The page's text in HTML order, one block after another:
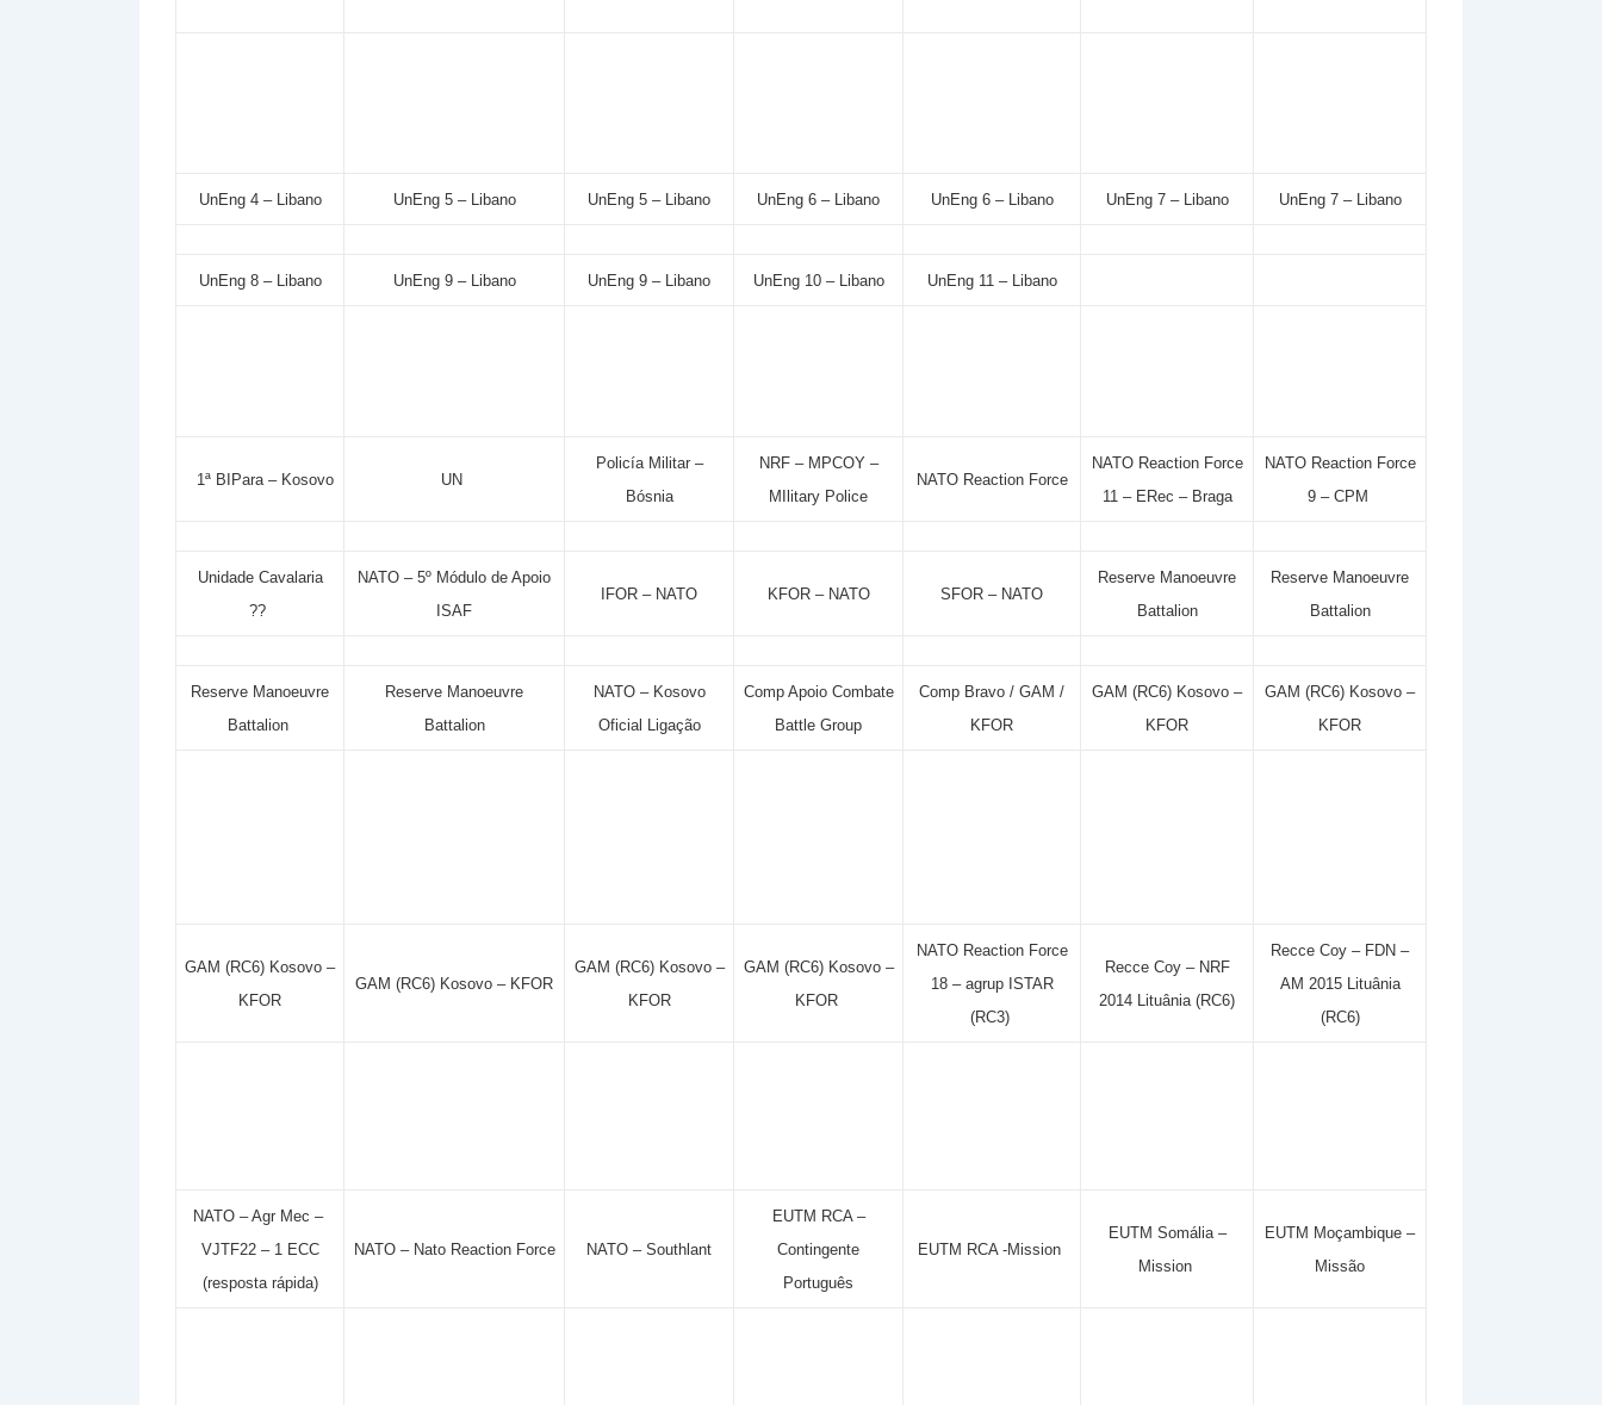
UnEng 4 – Libano UnEng 5 – Libano UnEng 5 – Libano UnEng 6 – Libano UnEng 6 – Libano UnEng 7 – Libano UnEng 7 – Libano
UnEng 8 – Libano UnEng 9 – Libano UnEng 9 – Libano UnEng 10 – Libano UnEng 11 – Libano
1ª BIPara – Kosovo UN
Policía Militar –
Bósnia
NRF – MPCOY –
MIlitary Police
NATO Reaction Force
NATO Reaction Force
11 – ERec – Braga
NATO Reaction Force
9 – CPM
Unidade Cavalaria
??
NATO – 5º Módulo de Apoio
ISAF
IFOR – NATO KFOR – NATO SFOR – NATO
Reserve Manoeuvre
Battalion
Reserve Manoeuvre
Battalion
Reserve Manoeuvre
Battalion
Reserve Manoeuvre
Battalion
NATO – Kosovo
Oficial Ligação
Comp Apoio Combate
Battle Group
Comp Bravo / GAM /
KFOR
GAM (RC6) Kosovo –
KFOR
GAM (RC6) Kosovo –
KFOR
GAM (RC6) Kosovo –
KFOR
GAM (RC6) Kosovo – KFOR
GAM (RC6) Kosovo –
KFOR
GAM (RC6) Kosovo –
KFOR
NATO Reaction Force
18 – agrup ISTAR
(RC3)
Recce Coy – NRF
2014 Lituânia (RC6)
Recce Coy – FDN –
AM 2015 Lituânia
(RC6)
NATO – Agr Mec –
VJTF22 – 1 ECC
(resposta rápida)
NATO – Nato Reaction Force NATO – Southlant
EUTM RCA –
Contingente
Português
EUTM RCA -Mission
EUTM Somália –
Mission
EUTM Moçambique –
Missão